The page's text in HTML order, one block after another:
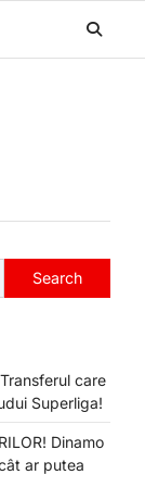
Search
care
Superliga!
Dinamo
ar putea